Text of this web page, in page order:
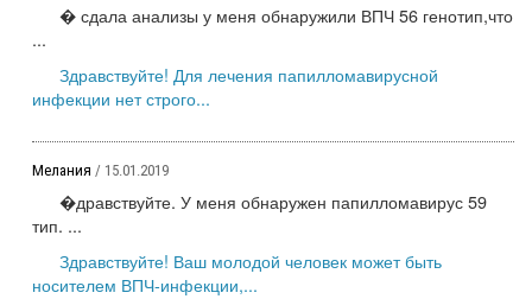
� сдала анализы у меня обнаружили ВПЧ 56 генотип,что
...
Здравствуйте! Для лечения папилломавирусной
инфекции нет строго...
Мелания / 15.01.2019
�дравствуйте. У меня обнаружен папилломавирус 59
тип. ...
Здравствуйте! Ваш молодой человек может быть
носителем ВПЧ-инфекции,...